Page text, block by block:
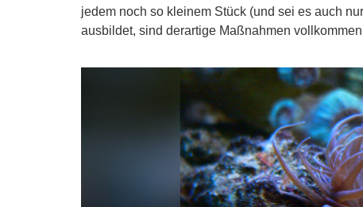
jedem noch so kleinem Stück (und sei es auch
ausbildet, sind derartige Maßnahmen